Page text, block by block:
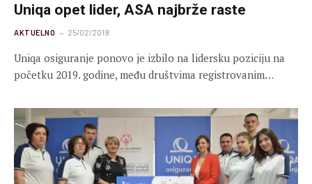
Uniqa opet lider, ASA najbrže raste
AKTUELNO 25/02/2019
Uniqa osiguranje ponovo je izbilo na lidersku poziciju na
početku 2019. godine, među društvima registrovanim…